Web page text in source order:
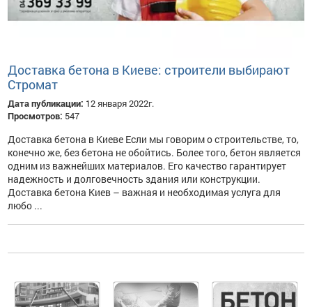
Доставка бетона в Киеве: строители выбирают
Стромат
Дата публикации: 12 января 2022г.
Просмотров: 547
Доставка бетона в Киеве Если мы говорим о строительстве, то,
конечно же, без бетона не обойтись. Более того, бетон является
одним из важнейших материалов. Его качество гарантирует
надежность и долговечность здания или конструкции.
Доставка бетона Киев – важная и необходимая услуга для
любо ...